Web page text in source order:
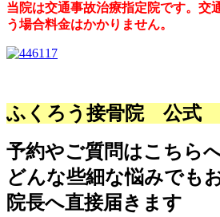
当院は交通事故治療指定院です。交
う場合料金はかかりません。
ふくろう接骨院 公式
予約やご質問はこちら
どんな些細な悩みでも
院長へ直接届きます